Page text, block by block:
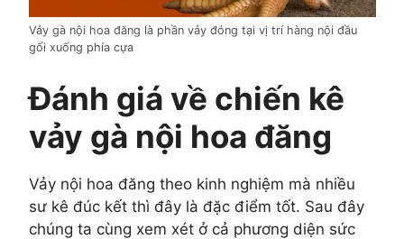
Vảy gà nội hoa đăng là phần vảy đóng tại vị trí hàng nội đầu
gối xuống phía cựa
Đánh giá về chiến kê
vảy gà nội hoa đăng
Vảy nội hoa đăng theo kinh nghiệm mà nhiều
sư kê đúc kết thì đây là đặc điểm tốt. Sau đây
chúng ta cùng xem xét ở cả phương diện sức